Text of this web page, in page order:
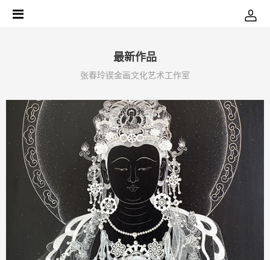
最新作品
张春玲锲金画文化艺术工作室